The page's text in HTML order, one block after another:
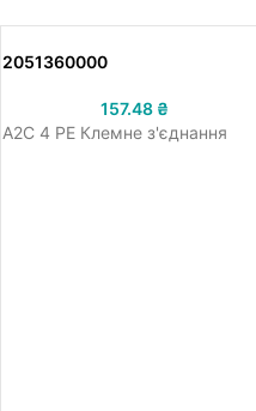
2051360000
157.48 ₴
A2C 4 PE Клемне з'єднання